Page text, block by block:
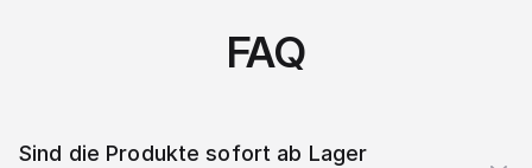
FAQ
Sind die Produkte sofort ab Lager